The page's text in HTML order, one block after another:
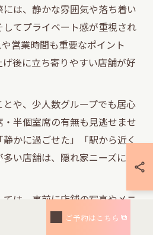
は、静かな雰囲気や落ち着い
てプライベート感が重視され
営業時間も重要なポイント
後に立ち寄りやすい店舗が好
や、少人数グループでも居心
半個室席の有無も見逃せませ
かに過ごせた」「駅から近く
い店舗は、隠れ家ニーズにマ
は、事前に店舗の写真やメニ
、予約の可否や混雑状況を確
ご予約はこちら